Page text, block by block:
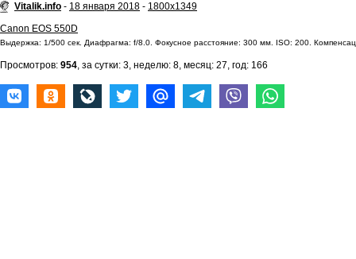
Vitalik.info - 18 января 2018 - 1800x1349
Canon EOS 550D
Выдержка: 1/500 сек. Диафрагма: f/8.0. Фокусное расстояние: 300 мм. ISO: 200.
Просмотров: 954, за сутки: 3, неделю: 8, месяц: 27, год: 166